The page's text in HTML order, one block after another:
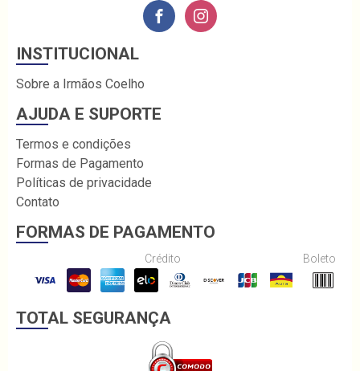
INSTITUCIONAL
Sobre a Irmãos Coelho
AJUDA E SUPORTE
Termos e condições
Formas de Pagamento
Políticas de privacidade
Contato
FORMAS DE PAGAMENTO
Crédito Boleto
TOTAL SEGURANÇA